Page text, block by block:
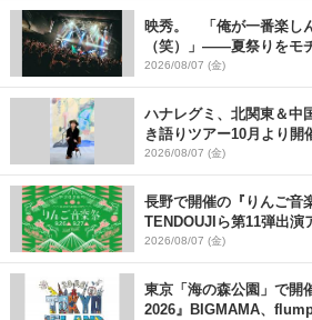
映秀。 「俺が一番楽し
（笑）」――夏祭りをモ
ペシャルライブ『色祭』
2026/08/07 (金)
ハナレグミ、北関東＆中
き語りツアー10月より開
2026/08/07 (金)
長野で開催の『りんご音
TENDOUJIら第11弾出演
発表
2026/08/07 (金)
東京「海の森公園」で開
2026』BIGMAMA、